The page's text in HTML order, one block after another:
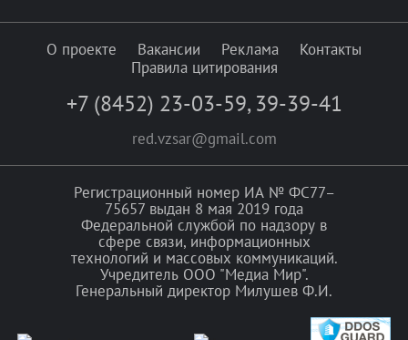
О проекте Вакансии Реклама
Контакты
Правила цитирования
+7 (8452) 23-03-59, 39-39-41
red.vzsar@gmail.com
Регистрационный номер ИА № ФС77–
75657 выдан 8 мая 2019 года
Федеральной службой по надзору в
сфере связи, информационных
технологий и массовых коммуникаций.
Учредитель ООО "Медиа Мир".
Генеральный директор Милушев Ф.И.